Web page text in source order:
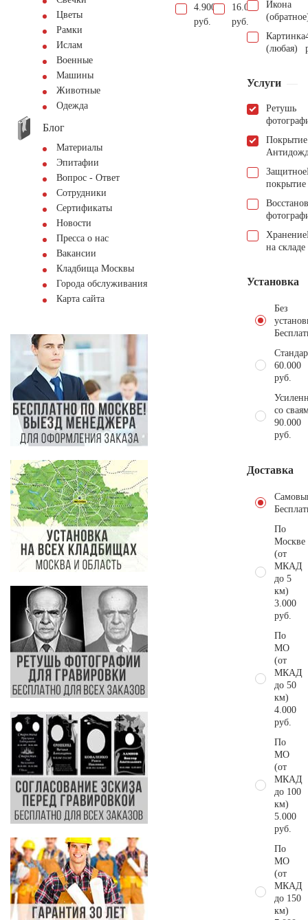
Цветы
Рамки
Ислам
Военные
Машины
Животные
Одежда
Блог
Материалы
Эпитафии
Вопрос - Ответ
Сотрудники
Сертификаты
Новости
Пресса о нас
Вакансии
Кладбища Москвы
Города обслуживания
Карта сайта
4.900
руб.
16.000
руб.
Икона
Картинка
(любая)
Услуги
Ретушь
Покрытие
Защитное
покрытие
Хранение
на складе
Установка
Без
60.000
руб.
со
90.000
руб.
Доставка
По
Москве
(от
МКАД
до 5
км)
3.000
руб.
По
МО
(от
МКАД
до 50
км)
4.000
руб.
По
МО
(от
МКАД
до 100
км)
5.000
руб.
По
МО
(от
МКАД
до 150
км)